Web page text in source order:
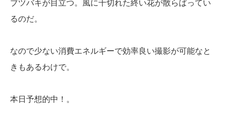
ブツバキが目立つ。風に千切れた終い花が散らばってい
るのだ。
なので少ない消費エネルギーで効率良い撮影が可能なと
きもあるわけで。
本日予想的中！。